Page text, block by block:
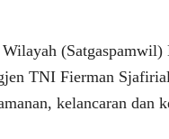
Wilayah
TNI Fierman
kelancaran dan